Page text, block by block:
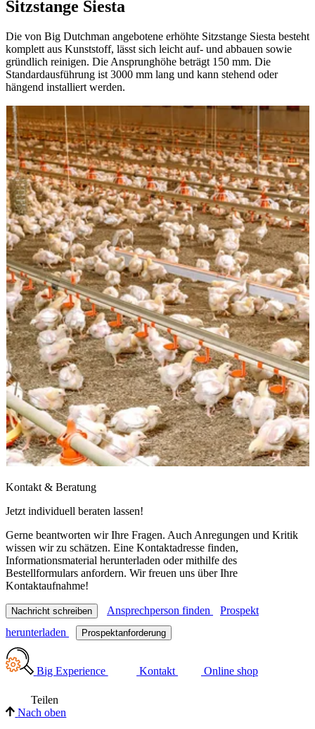
Sitzstange Siesta
Die von Big Dutchman angebotene erhöhte Sitzstange Siesta besteht
komplett aus Kunststoff, lässt sich leicht auf- und abbauen sowie
gründlich reinigen. Die Ansprunghöhe beträgt 150 mm. Die
Standardausführung ist 3000 mm lang und kann stehend oder
hängend installiert werden.
Kontakt & Beratung
Jetzt individuell beraten lassen!
Gerne beantworten wir Ihre Fragen. Auch Anregungen und Kritik
wissen wir zu schätzen. Eine Kontaktadresse finden,
Informationsmaterial herunterladen oder mithilfe des
Bestellformulars anfordern. Wir freuen uns über Ihre
Kontaktaufnahme!
Nachricht schreiben Ansprechperson finden
Prospekt
herunterladen
Prospektanforderung
Big Experience Kontakt Online shop
Teilen
Nach oben